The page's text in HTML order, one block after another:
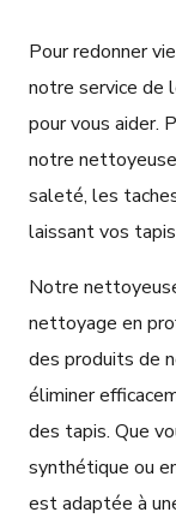
Pour redonner
notre service de
pour vous aider.
notre
saleté, les
laissant vos
Notre
nettoyage en
des produits de
éliminer
des tapis. Que
synthétique ou
est adaptée à